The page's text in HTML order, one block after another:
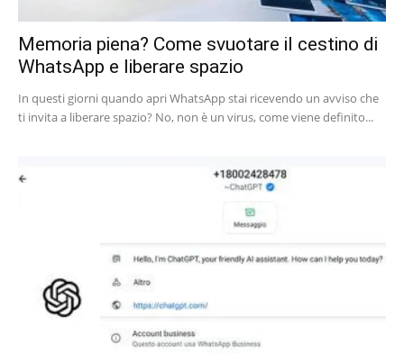
Memoria piena? Come svuotare il cestino di
WhatsApp e liberare spazio
In questi giorni quando apri WhatsApp stai ricevendo un avviso che
ti invita a liberare spazio? No, non è un virus, come viene definito...